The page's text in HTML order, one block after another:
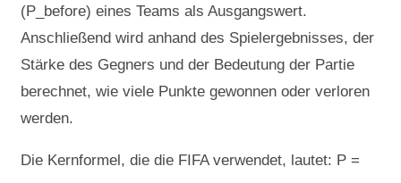
(P_before) eines Teams als Ausgangswert.
Anschließend wird anhand des Spielergebnisses, der
Stärke des Gegners und der Bedeutung der Partie
berechnet, wie viele Punkte gewonnen oder verloren
werden.
Die Kernformel, die die FIFA verwendet, lautet: P =